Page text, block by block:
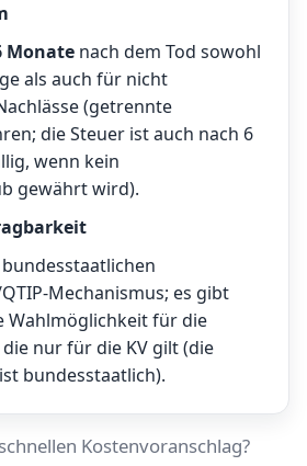
Monate nach dem Tod sowohl
als auch für nicht
(getrennte
die Steuer ist auch nach 6
wenn kein
gewährt wird).
Mechanismus; es gibt
Wahlmöglichkeit für die
nur für die KV gilt (die
bundesstaatlich).
Kostenvoranschlag?